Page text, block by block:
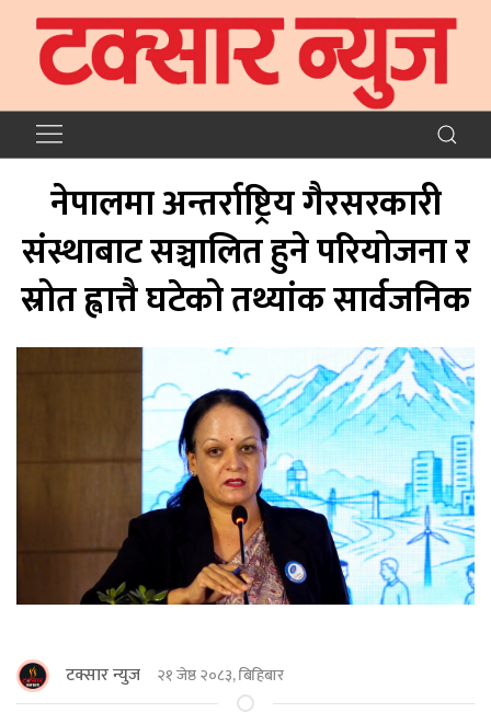
नेपालमा अन्तर्राष्ट्रिय गैरसरकारी
संस्थाबाट सञ्चालित हुने परियोजना र
स्रोत ह्वात्तै घटेको तथ्यांक सार्वजनिक
टक्सार न्युज २१ जेष्ठ २०८३, बिहिबार